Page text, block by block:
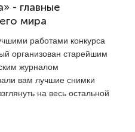
- главные
мира
работами конкурса
организован старейшим
журналом
вам лучшие снимки
на весь остальной